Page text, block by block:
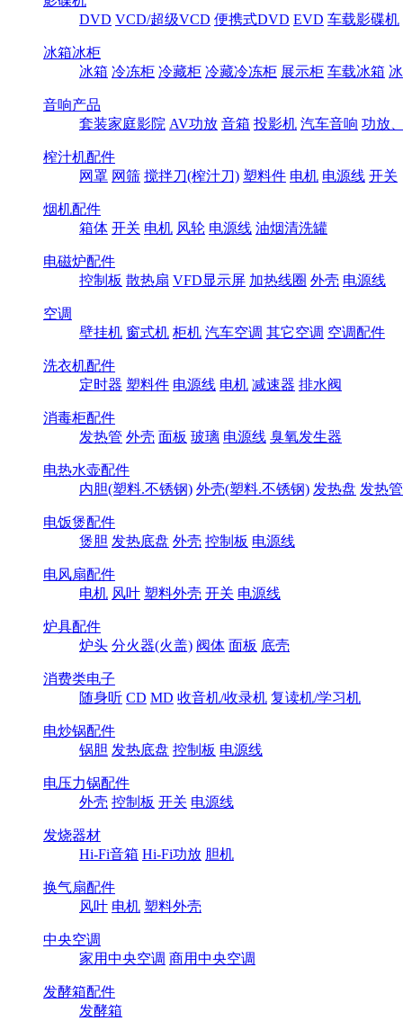
DVD VCD/超级VCD 便携式DVD EVD 车载影碟机
冰箱冰柜
冰箱 冷冻柜 冷藏柜 冷藏冷冻柜 展示柜 车载冰箱
音响产品
套装家庭影院 AV功放 音箱 投影机 汽车音响 功放
榨汁机配件
网罩 网筛 搅拌刀(榨汁刀) 塑料件 电机 电源线 开关
烟机配件
箱体 开关 电机 风轮 电源线 油烟清洗罐
电磁炉配件
控制板 散热扇 VFD显示屏 加热线圈 外壳 电源线
空调
壁挂机 窗式机 柜机 汽车空调 其它空调 空调配件
洗衣机配件
定时器 塑料件 电源线 电机 减速器 排水阀
消毒柜配件
发热管 外壳 面板 玻璃 电源线 臭氧发生器
电热水壶配件
内胆(塑料.不锈钢) 外壳(塑料.不锈钢) 发热盘 发热管
电饭煲配件
煲胆 发热底盘 外壳 控制板 电源线
电风扇配件
电机 风叶 塑料外壳 开关 电源线
炉具配件
炉头 分火器(火盖) 阀体 面板 底壳
消费类电子
随身听 CD MD 收音机/收录机 复读机/学习机
电炒锅配件
锅胆 发热底盘 控制板 电源线
电压力锅配件
外壳 控制板 开关 电源线
发烧器材
Hi-Fi音箱 Hi-Fi功放 胆机
换气扇配件
风叶 电机 塑料外壳
中央空调
家用中央空调 商用中央空调
发酵箱配件
发酵箱